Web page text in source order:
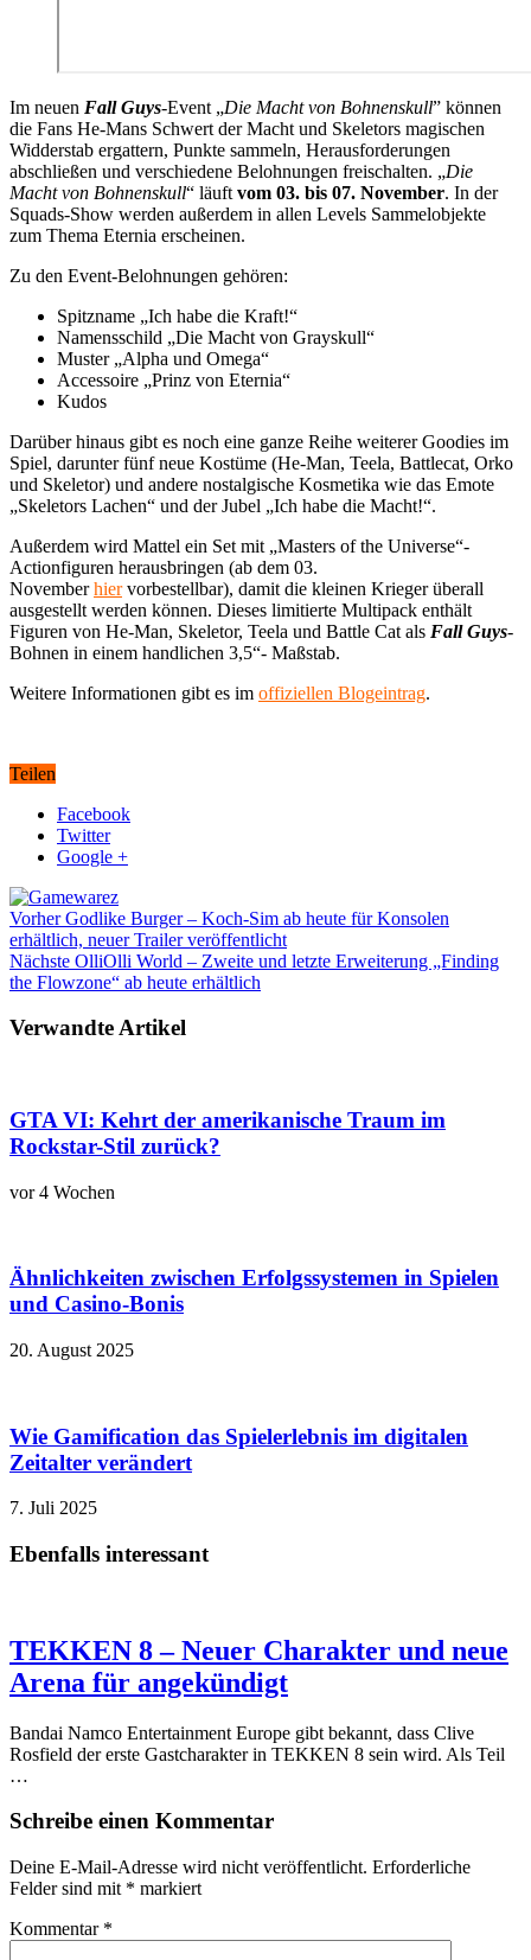
Im neuen Fall Guys-Event „Die Macht von Bohnenskull” können
die Fans He-Mans Schwert der Macht und Skeletors magischen
Widderstab ergattern, Punkte sammeln, Herausforderungen
abschließen und verschiedene Belohnungen freischalten. „Die
Macht von Bohnenskull“ läuft vom 03. bis 07. November. In der
Squads-Show werden außerdem in allen Levels Sammelobjekte
zum Thema Eternia erscheinen.
Zu den Event-Belohnungen gehören:
Spitzname „Ich habe die Kraft!“
Namensschild „Die Macht von Grayskull“
Muster „Alpha und Omega“
Accessoire „Prinz von Eternia“
Kudos
Darüber hinaus gibt es noch eine ganze Reihe weiterer Goodies im
Spiel, darunter fünf neue Kostüme (He-Man, Teela, Battlecat, Orko
und Skeletor) und andere nostalgische Kosmetika wie das Emote
„Skeletors Lachen“ und der Jubel „Ich habe die Macht!“.
Außerdem wird Mattel ein Set mit „Masters of the Universe“-
Actionfiguren herausbringen (ab dem 03.
Novemberhiervorbestellbar), damit die kleinen Krieger überall
ausgestellt werden können. Dieses limitierte Multipack enthält
Figuren von He-Man, Skeletor, Teela und Battle Cat als Fall Guys-
Bohnen in einem handlichen 3,5“- Maßstab.
Weitere Informationen gibt es im offiziellen Blogeintrag.
Teilen
Facebook
Twitter
Google +
VorherGodlike Burger – Koch-Sim ab heute für Konsolen
erhältlich, neuer Trailer veröffentlicht
Nächste OlliOlli World – Zweite und letzte Erweiterung „Finding
the Flowzone“ ab heute erhältlich
Verwandte Artikel
GTA VI: Kehrt der amerikanische Traum im
Rockstar-Stil zurück?
vor 4 Wochen
Ähnlichkeiten zwischen Erfolgssystemen in Spielen
und Casino‑Bonis
20. August 2025
Wie Gamification das Spielerlebnis im digitalen
Zeitalter verändert
7. Juli 2025
Ebenfalls interessant
TEKKEN 8 – Neuer Charakter und neue
Arena für angekündigt
Bandai Namco Entertainment Europe gibt bekannt, dass Clive
Rosfield der erste Gastcharakter in TEKKEN 8 sein wird. Als Teil
…
Schreibe einen Kommentar
Deine E-Mail-Adresse wird nicht veröffentlicht. Erforderliche
Felder sind mit * markiert
Kommentar *